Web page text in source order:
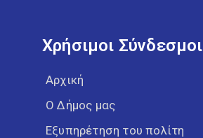
Χρήσιμοι Σύνδεσμοι
Αρχική
Ο Δήμος μας
Εξυπηρέτηση του πολίτη